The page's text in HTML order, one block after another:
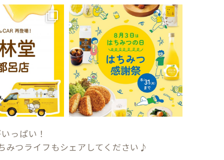
っぱい！
みつライフもシェアしてください♪